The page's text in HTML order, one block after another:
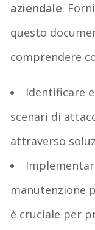
aziendale.
questo
comprendere
Identificare
scenari di
attraverso
manutenzione
è cruciale per